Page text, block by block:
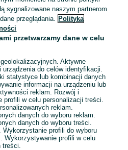
zł
Kamień
dnia 06 sierpnia 2026
4 ... 38
sygnalizowane naszym partnerom
przeglądania. Polityka
przetwarzamy dane w celu
Aktywne
do celów identyfikacji.
statystyce lub kombinacji danych
informacji na urządzeniu lub
reklam. Rozwój i
profili w celu personalizacji treści.
reklam.
danych do wyboru reklam.
danych do wyboru treści.
profili do wyboru
Wykorzystywanie profili w celu
treści.